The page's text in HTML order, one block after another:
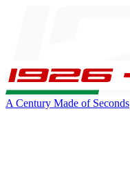
A Century Made of Seconds